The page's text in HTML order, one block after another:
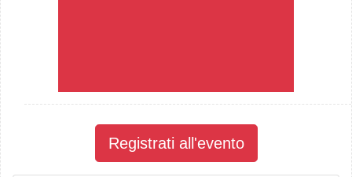
Registrati all'evento